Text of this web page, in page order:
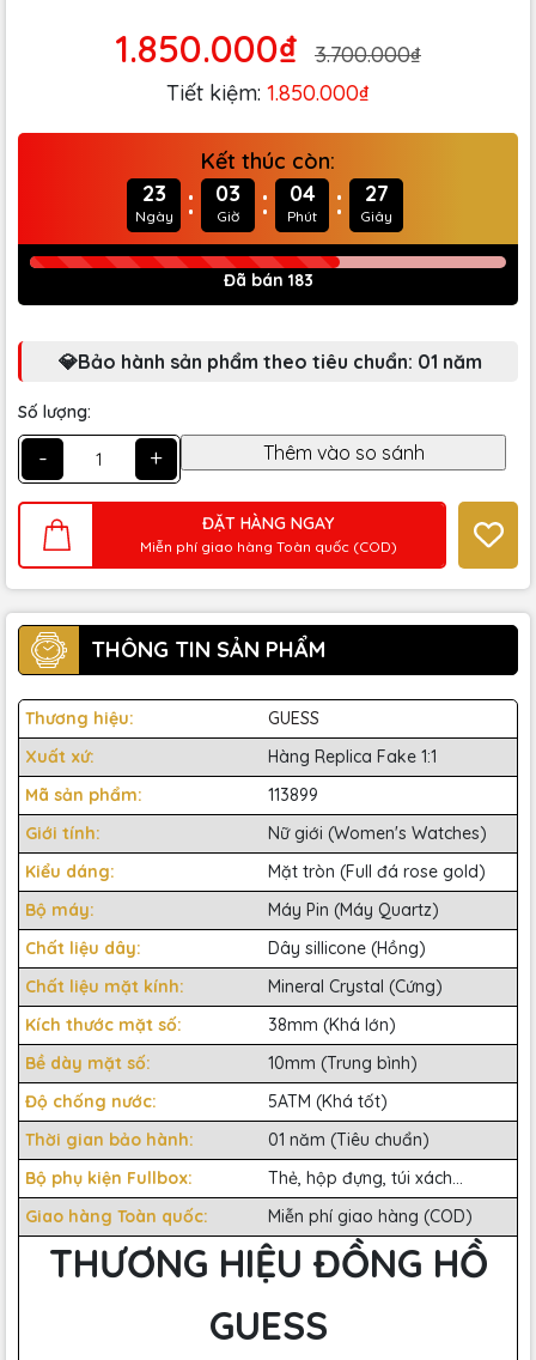
1.850.000₫
3.700.000₫
Tiết kiệm: 1.850.000₫
Kết thúc còn:
23
Ngày : 03
Giờ : 04
Phút : 26
Giây
Đã bán 183
💎Bảo hành sản phẩm theo tiêu chuẩn: 01 năm
Số lượng:
- +
ĐẶT HÀNG NGAY
Miễn phí giao hàng Toàn quốc (COD)
THÔNG TIN SẢN PHẨM
Thương hiệu:
GUESS
Xuất xứ:
Hàng Replica Fake 1:1
Mã sản phẩm:
113899
Giới tính:
Nữ giới (Women's Watches)
Kiểu dáng:
Mặt tròn (Full đá rose gold)
Bộ máy:
Máy Pin (Máy Quartz)
Chất liệu dây:
Dây sillicone (Hồng)
Chất liệu mặt kính:
Mineral Crystal (Cứng)
Kích thước mặt số:
38mm (Khá lớn)
Bề dày mặt số:
10mm (Trung bình)
Độ chống nước:
5ATM (Khá tốt)
Thời gian bảo hành:
01 năm (Tiêu chuẩn)
Bộ phụ kiện Fullbox:
Thẻ, hộp đựng, túi xách...
Giao hàng Toàn quốc:
Miễn phí giao hàng (COD)
THƯƠNG HIỆU ĐỒNG HỒ
GUESS